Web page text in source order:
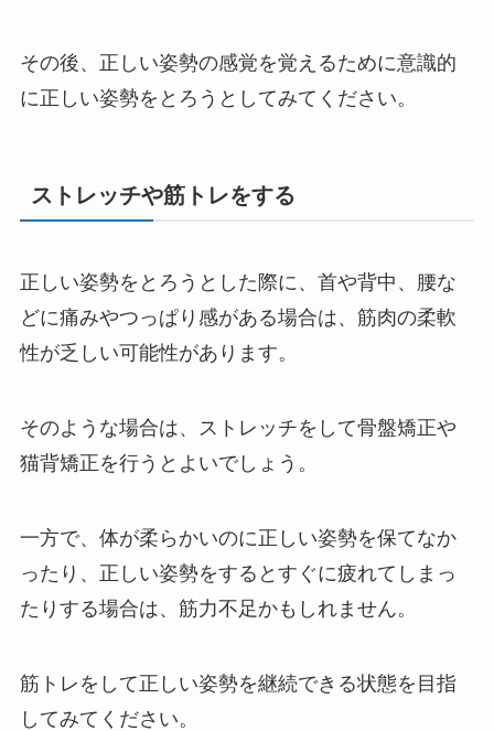
その後、正しい姿勢の感覚を覚えるために意識的
に正しい姿勢をとろうとしてみてください。
ストレッチや筋トレをする
正しい姿勢をとろうとした際に、首や背中、腰な
どに痛みやつっぱり感がある場合は、筋肉の柔軟
性が乏しい可能性があります。
そのような場合は、ストレッチをして骨盤矯正や
猫背矯正を行うとよいでしょう。
一方で、体が柔らかいのに正しい姿勢を保てなか
ったり、正しい姿勢をするとすぐに疲れてしまっ
たりする場合は、筋力不足かもしれません。
筋トレをして正しい姿勢を継続できる状態を目指
してみてください。